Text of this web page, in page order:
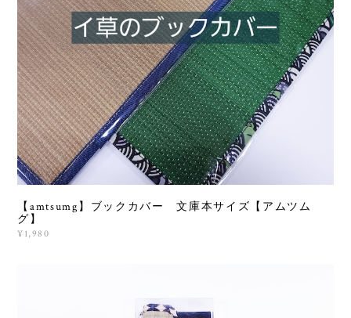
【amtsumg】ブックカバー 文庫本サイズ【アムツム
グ】
¥1,980